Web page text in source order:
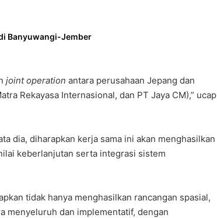
Banyuwangi-Jember
joint operation antara perusahaan Jepang dan
Rekayasa Internasional, dan PT Jaya CM),” ucap
dia, diharapkan kerja sama ini akan menghasilkan
keberlanjutan serta integrasi sistem
tidak hanya menghasilkan rancangan spasial,
menyeluruh dan implementatif, dengan